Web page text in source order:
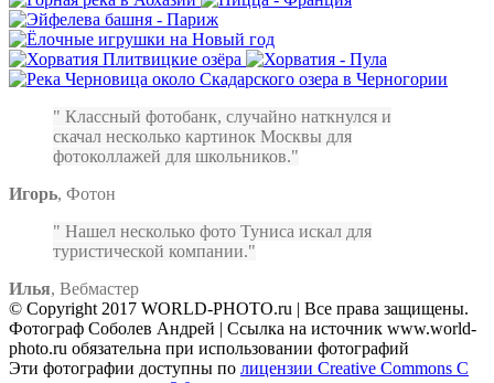
Классный фотобанк, случайно наткнулся и
скачал несколько картинок Москвы для
фотоколлажей для школьников.
Игорь, Фотон
Нашел несколько фото Туниса искал для
туристической компании.
Илья, Вебмастер
© Copyright 2017 WORLD-PHOTO.ru | Все права защищены.
Фотограф Соболев Андрей | Ссылка на источник www.world-
photo.ru обязательна при использовании фотографий
Эти фотографии доступны по лицензии Creative Commons С